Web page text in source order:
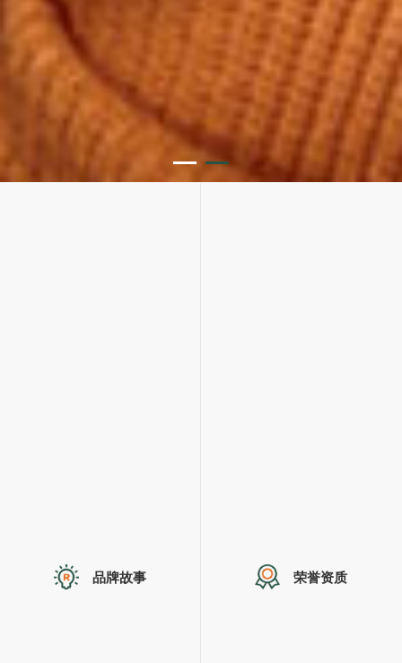
品牌故事 荣誉资质